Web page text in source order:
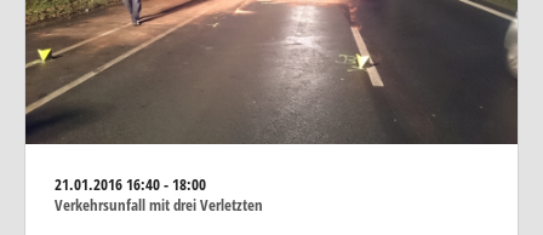
21.01.201616:40 - 18:00
Verkehrsunfall mit drei Verletzten